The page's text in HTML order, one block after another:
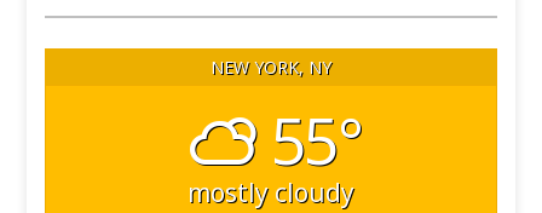
NEW YORK, NY
55°
mostly cloudy